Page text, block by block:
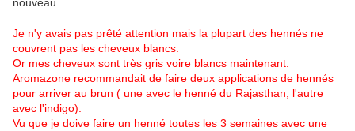
Je n'y avais pas prêté attention mais la plupart des hennés ne
couvrent pas les cheveux blancs.
Or mes cheveux sont très gris voire blancs maintenant.
Aromazone recommandait de faire deux applications de hennés
pour arriver au brun ( une avec le henné du Rajasthan, l'autre
avec l'indigo).
Vu que je doive faire un henné toutes les 3 semaines avec une